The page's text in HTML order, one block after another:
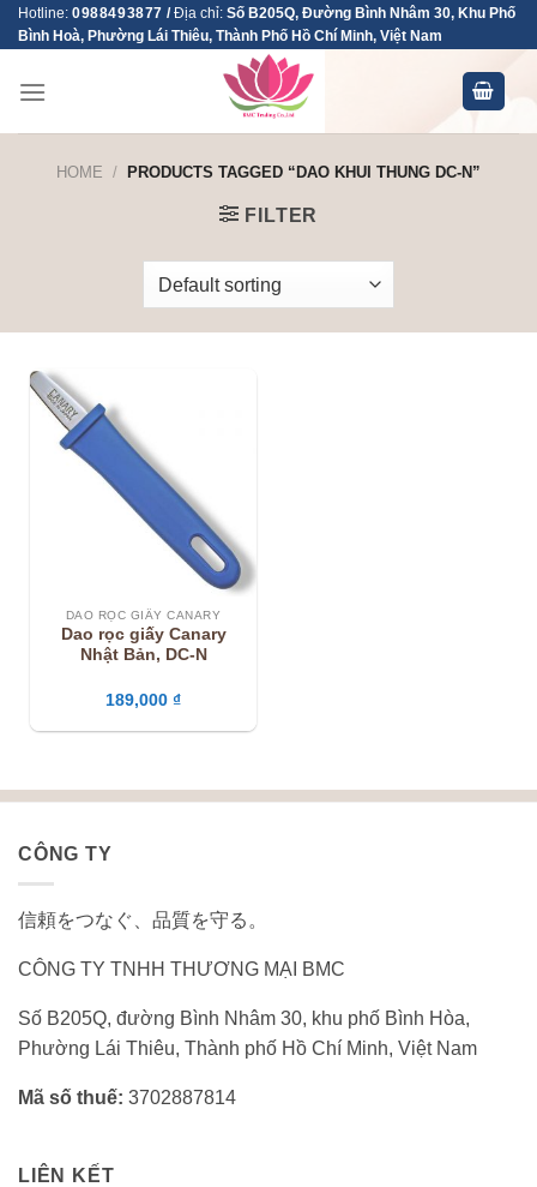
SkipHotline: 0988493877 /Địa chỉ: Số B205Q, Đường Bình Nhâm 30, Khu Phố
Bình Hoà, Phường Lái Thiêu, Thành Phố Hồ Chí Minh, Việt Nam
HOME / PRODUCTS TAGGED “DAO KHUI THUNG DC-N”
FILTER
DAO RỌC GIẤY CANARY
Dao rọc giấy Canary
Nhật Bản, DC-N
189,000 ₫
CÔNG TY
信頼をつなぐ、品質を守る。
CÔNG TY TNHH THƯƠNG MẠI BMC
Số B205Q, đường Bình Nhâm 30, khu phố Bình Hòa,
Phường Lái Thiêu, Thành phố Hồ Chí Minh, Việt Nam
Mã số thuế: 3702887814
LIÊN KẾT